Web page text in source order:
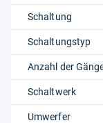
Schaltung
Schaltungstyp
Anzahl der
Schaltwerk
Umwerfer